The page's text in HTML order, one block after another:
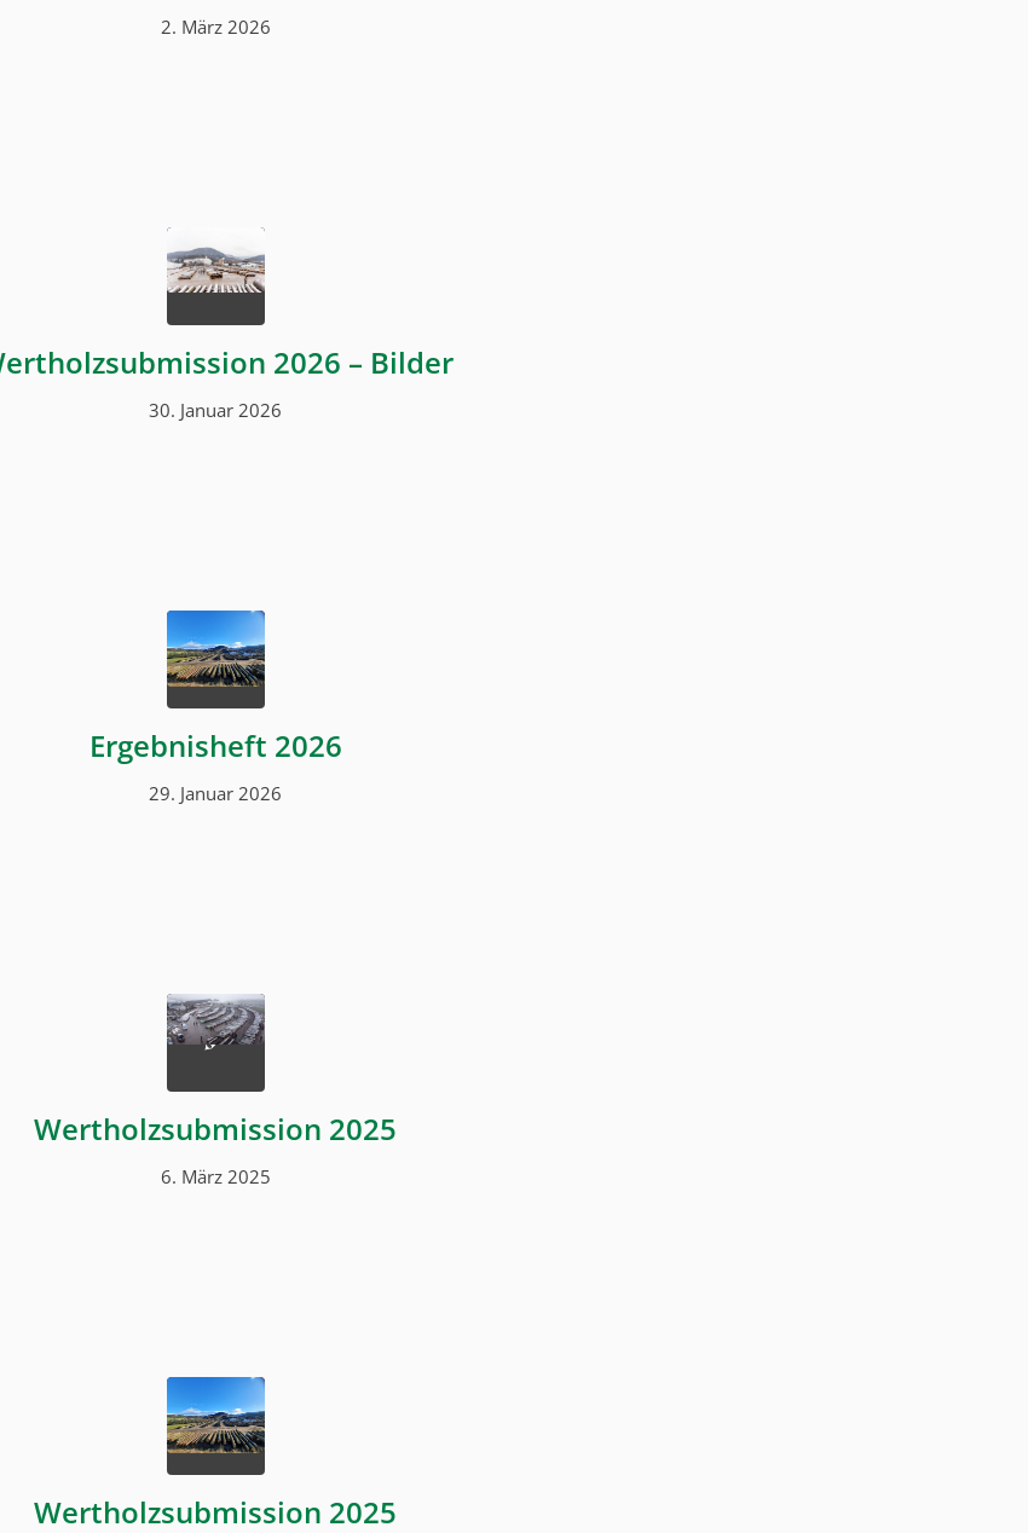
2. März 2026
2026 – Bilder
30. Januar 2026
Ergebnisheft 2026
29. Januar 2026
Wertholzsubmission 2025
6. März 2025
Wertholzsubmission 2025